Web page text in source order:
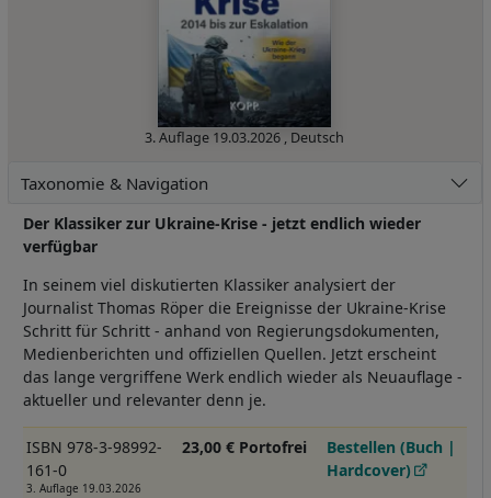
3. Auflage 19.03.2026 , Deutsch
Taxonomie & Navigation
Der Klassiker zur Ukraine-Krise - jetzt endlich wieder
verfügbar
In seinem viel diskutierten Klassiker analysiert der
Journalist Thomas Röper die Ereignisse der Ukraine-Krise
Schritt für Schritt - anhand von Regierungsdokumenten,
Medienberichten und offiziellen Quellen. Jetzt erscheint
das lange vergriffene Werk endlich wieder als Neuauflage -
aktueller und relevanter denn je.
ISBN 978-3-98992-
161-0
3. Auflage 19.03.2026
23,00 € Portofrei
Bestellen (Buch |
Hardcover)